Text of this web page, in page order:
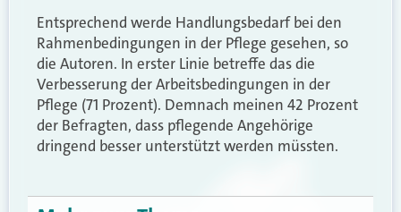
Entsprechend werde Handlungsbedarf bei den
Rahmenbedingungen in der Pflege gesehen, so
die Autoren. In erster Linie betreffe das die
Verbesserung der Arbeitsbedingungen in der
Pflege (71 Prozent). Demnach meinen 42 Prozent
der Befragten, dass pflegende Angehörige
dringend besser unterstützt werden müssten.